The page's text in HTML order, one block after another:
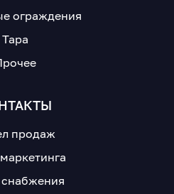
ограждения
Тара
продаж
снабжения